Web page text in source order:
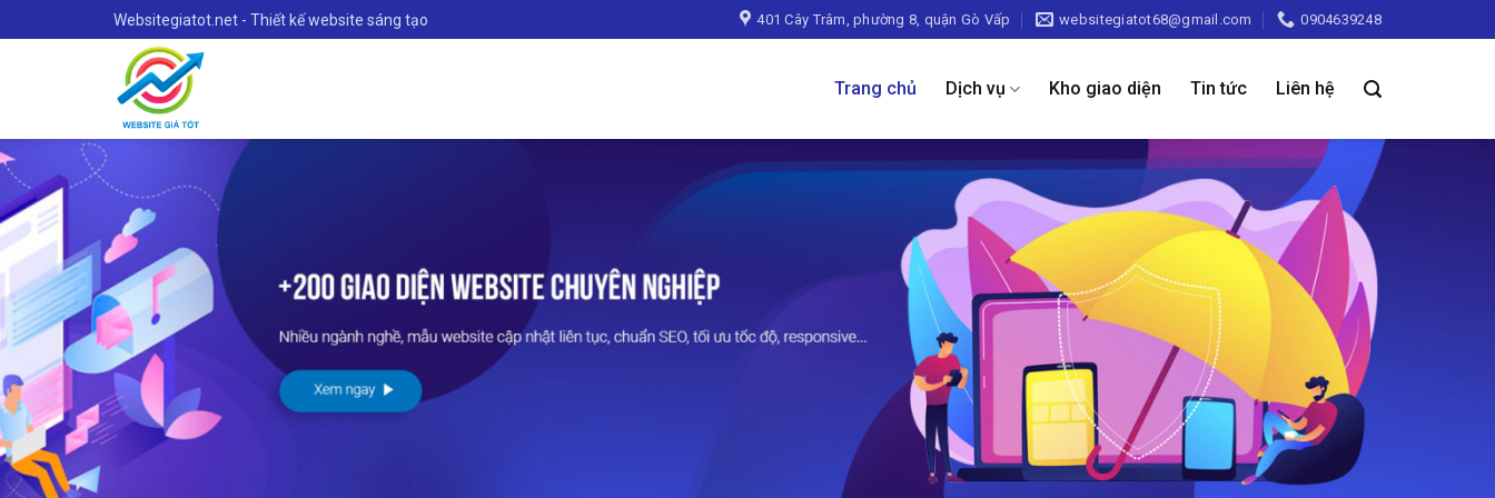
to
Websitegiatot.net - Thiết kế website sáng tạo 401 Cây Trâm, phường 8, quận Gò Vấp websitegiatot68@gmail.com 0904639248
Trang chủ Dịch vụ Kho giao diện Tin tức Liên hệ